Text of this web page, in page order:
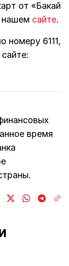
от «Бакай
нашем сайте.
номеру 6111,
время